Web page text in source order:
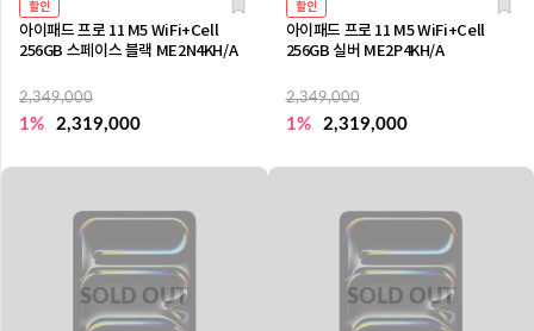
할인
아이패드 프로 11 M5 WiFi+Cell
256GB 스페이스 블랙 ME2N4KH/A
2,349,000
1% 2,319,000
할인
아이패드 프로 11 M5 WiFi+Cell
256GB 실버 ME2P4KH/A
2,349,000
1% 2,319,000